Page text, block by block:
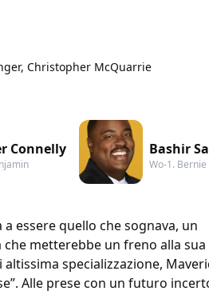
Christopher McQuarrie
Connelly Bashir
Wo-1. Bernie
essere quello che sognava, un
metterebbe un freno alla sua
specializzazione,
Alle prese con un futuro